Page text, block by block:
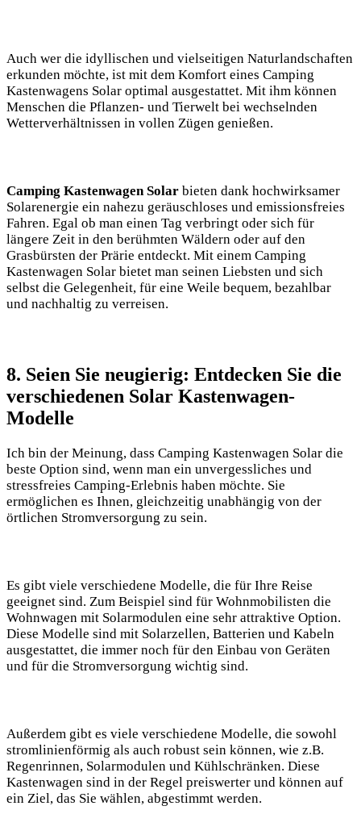
Auch wer die idyllischen und vielseitigen Naturlandschaften‍
erkunden möchte, ist mit dem ⁤Komfort‍ eines Camping
Kastenwagens Solar optimal ausgestattet. Mit ihm können
Menschen die Pflanzen- und Tierwelt bei wechselnden
Wetterverhältnissen in vollen Zügen genießen.
Camping Kastenwagen Solar bieten dank ​hochwirksamer
Solarenergie ein nahezu geräuschloses und‍ emissionsfreies
‌Fahren. Egal ob man einen Tag verbringt oder‌ sich für
längere Zeit in den berühmten ⁤Wäldern oder auf den
Grasbürsten der Prärie​ entdeckt. Mit einem Camping‌
Kastenwagen Solar ​bietet ​man ‌seinen​ Liebsten und sich⁣
selbst‍ die Gelegenheit, für ‌eine Weile bequem, bezahlbar⁣
und nachhaltig zu verreisen.
8. Seien Sie neugierig: Entdecken Sie die‍
verschiedenen Solar Kastenwagen-
Modelle
Ich​ bin der Meinung, dass Camping Kastenwagen Solar die⁣
beste Option sind, wenn ⁤man ein unvergessliches ‌und
⁤stressfreies Camping-Erlebnis haben möchte. Sie
ermöglichen es Ihnen, gleichzeitig ⁤unabhängig von der
örtlichen Stromversorgung zu sein.
Es⁣ gibt viele ‌verschiedene Modelle, ⁤die⁣ für Ihre Reise
geeignet sind.‌ Zum Beispiel‌ sind für Wohnmobilisten die
Wohnwagen ⁤mit Solarmodulen‍ eine⁣ sehr attraktive Option.
Diese⁢ Modelle sind ⁢mit Solarzellen, Batterien und Kabeln​
ausgestattet, ⁢die immer noch für den Einbau⁤ von ‌Geräten
und für die Stromversorgung‍ wichtig sind.
Außerdem gibt es viele verschiedene Modelle, die sowohl⁤
stromlinienförmig⁤ als ‌auch robust ‌sein können, ‍wie⁢ z.B.‌
Regenrinnen, Solarmodulen und Kühlschränken. Diese
Kastenwagen sind in der‌ Regel preiswerter⁢ und können auf
ein Ziel, das ⁣Sie⁣ wählen, abgestimmt werden.⁣